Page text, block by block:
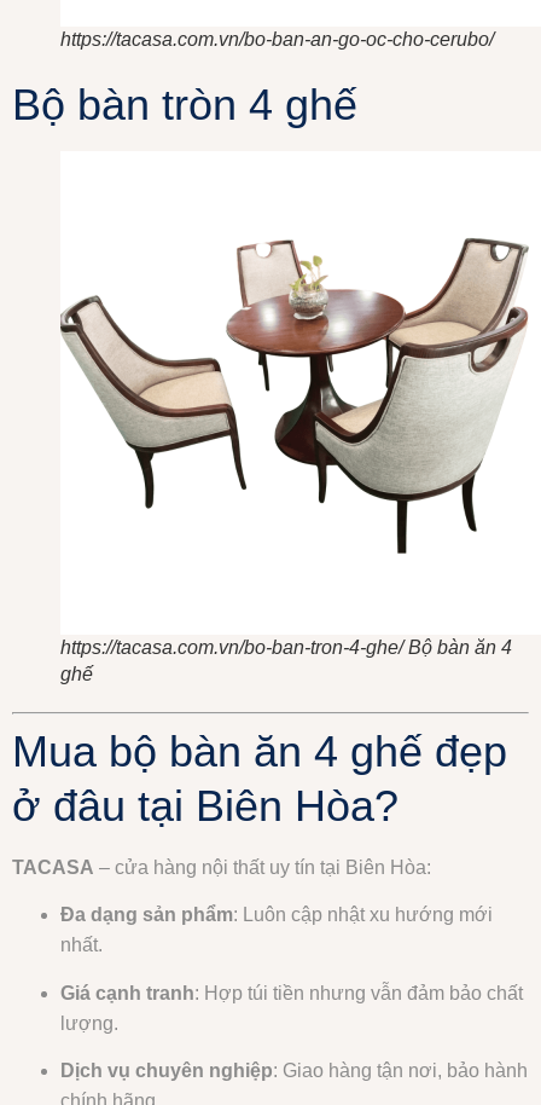
https://tacasa.com.vn/bo-ban-an-go-oc-cho-cerubo/
Bộ bàn tròn 4 ghế
https://tacasa.com.vn/bo-ban-tron-4-ghe/ Bộ bàn ăn 4
ghế
Mua bộ bàn ăn 4 ghế đẹp
ở đâu tại Biên Hòa?
TACASA – cửa hàng nội thất uy tín tại Biên Hòa:
Đa dạng sản phẩm: Luôn cập nhật xu hướng mới
nhất.
Giá cạnh tranh: Hợp túi tiền nhưng vẫn đảm bảo chất
lượng.
Dịch vụ chuyên nghiệp: Giao hàng tận nơi, bảo hành